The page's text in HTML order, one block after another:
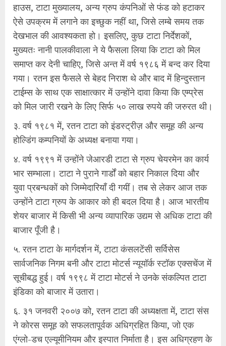
हाउस, टाटा मुख्यालय, अन्य ग्रुप कंपनिओं से फंड को हटाकर
ऐसे उपक्रम में लगाने का इच्छुक नहीं था, जिसे लम्बे समय तक
देखभाल की आवश्यकता हो। इसलिए, कुछ टाटा निर्देशकों,
मुख्यतः नानी पालकीवाला ने ये फैसला लिया कि टाटा को मिल
समाप्त कर देनी चाहिए, जिसे अन्त में वर्ष १९८६ में बन्द कर दिया
गया। रतन इस फैसले से बेहद निराश थे और बाद में हिन्दुस्तान
टाईम्स के साथ एक साक्षात्कार में उन्होंने दावा किया कि एम्प्रेस
को मिल जारी रखने के लिए सिर्फ ५० लाख रुपये की जरुरत थी।
३. वर्ष १९८१ में, रतन टाटा को इंडस्ट्रीज़ और समूह की अन्य
होल्डिंग कम्पनियों के अध्यक्ष बनाया गया।
४. वर्ष १९९१ में उन्होंने जेआरडी टाटा से ग्रुप चेयरमेन का कार्य
भार सम्भाला। टाटा ने पुराने गार्डों को बहार निकाल दिया और
युवा प्रबन्धकों को जिम्मेदारियाँ दी गयीं। तब से लेकर आज तक
उन्होंने टाटा ग्रुप के आकार को ही बदल दिया है। आज भारतीय
शेयर बाजार में किसी भी अन्य व्यापारिक उद्यम से अधिक टाटा की
बाजार पूँजी है।
५. रतन टाटा के मार्गदर्शन में, टाटा कंसलटेंसी सर्विसेस
सार्वजनिक निगम बनी और टाटा मोटर्स न्यूयॉर्क स्टॉक एक्सचेंज में
सूचीबद्ध हुई। वर्ष १९९८ में टाटा मोटर्स ने उनके संकल्पित टाटा
इंडिका को बाजार में उतारा।
६. ३१ जनवरी २००७ को, रतन टाटा की अध्यक्षता में, टाटा संस
ने कोरस समूह को सफलतापूर्वक अधिग्रहित किया, जो एक
एंग्लो-डच एल्यूमीनियम और इस्पात निर्माता है। इस अधिग्रहण के